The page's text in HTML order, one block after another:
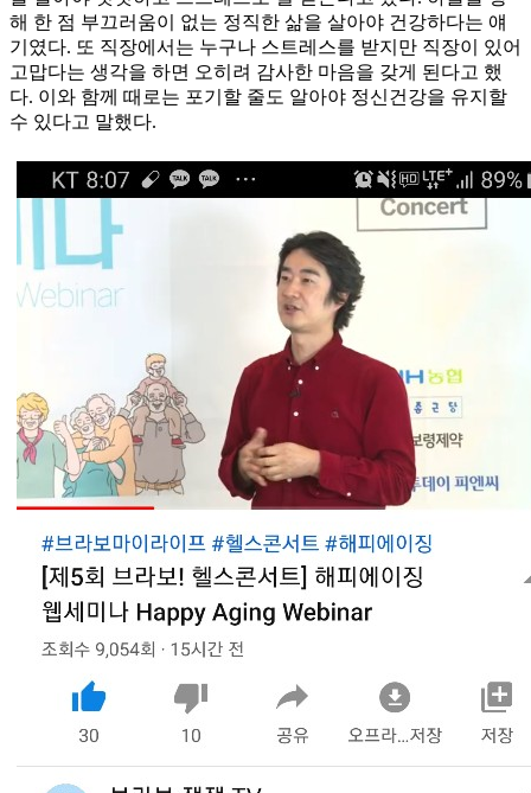
해 한 점 부끄러움이 없는 정직한 삶을 살아야 건강하다는 얘
기였다. 또 직장에서는 누구나 스트레스를 받지만 직장이 있어
고맙다는 생각을 하면 오히려 감사한 마음을 갖게 된다고 했
다. 이와 함께 때로는 포기할 줄도 알아야 정신건강을 유지할
수 있다고 말했다.